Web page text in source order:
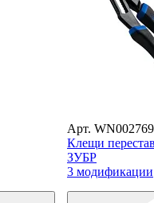
Арт.
Клещи
ЗУБР
3 модификации